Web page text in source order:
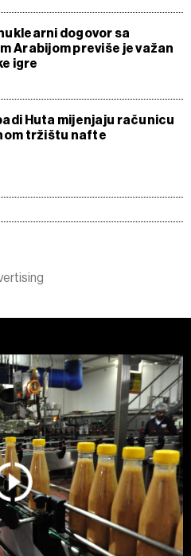
dogovor sa
Arabijom previše je važan
igre
Huta mijenjaju računicu
tržištu nafte